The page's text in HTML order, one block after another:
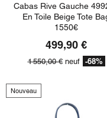
Cabas Rive Gauche
En Toile Beige Tote
1550€
499,90 €
1 550,00 €neuf -68%
Nouveau